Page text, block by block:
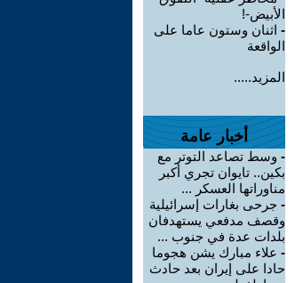
الأبيض-!
- اثنان وستون عاما على
الواقعة
المزيد.....
أخبار عامة
- وسط تصاعد التوتر مع
بكين.. تايوان تجري أكبر
مناوراتها العسكر ...
- جرحى بغارات إسرائيلية
وقصف مدفعي يستهدفان
بلدات عدة في جنوب ...
- علاء مبارك يشن هجوما
حادا على إيران بعد حادث